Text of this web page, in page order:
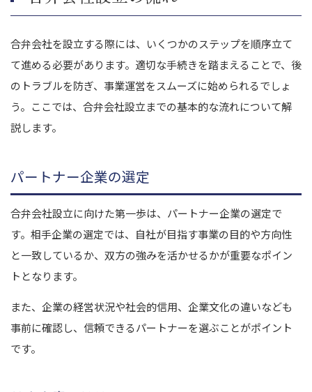
合弁会社を設立する際には、いくつかのステップを順序立て
て進める必要があります。適切な手続きを踏まえることで、後
のトラブルを防ぎ、事業運営をスムーズに始められるでしょ
う。ここでは、合弁会社設立までの基本的な流れについて解
説します。
パートナー企業の選定
合弁会社設立に向けた第一歩は、パートナー企業の選定で
す。相手企業の選定では、自社が目指す事業の目的や方向性
と一致しているか、双方の強みを活かせるかが重要なポイン
トとなります。
また、企業の経営状況や社会的信用、企業文化の違いなども
事前に確認し、信頼できるパートナーを選ぶことがポイント
です。